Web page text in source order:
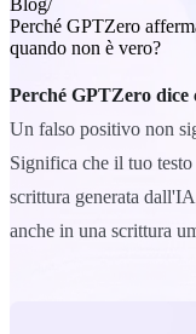
Perché GPTZero
quando non è vero?
Perché GPTZero
Un falso positivo non
Significa che il tuo
scrittura generata
anche in una scrittura